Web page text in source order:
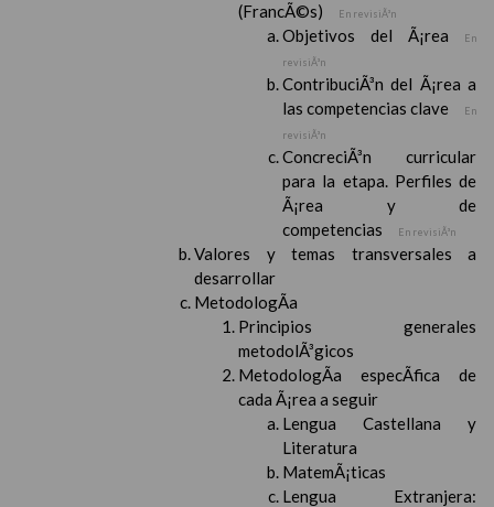
(FrancÃ©s) En revisiÃ³n
Objetivos del Ã¡rea
En
revisiÃ³n
ContribuciÃ³n del Ã¡rea a
las competencias clave
En
revisiÃ³n
ConcreciÃ³n curricular
para la etapa. Perfiles de
Ã¡rea y de
competencias
En revisiÃ³n
Valores y temas transversales a
desarrollar
MetodologÃ­a
Principios generales
metodolÃ³gicos
MetodologÃ­a especÃ­fica de
cada Ã¡rea a seguir
Lengua Castellana y
Literatura
MatemÃ¡ticas
Lengua Extranjera: